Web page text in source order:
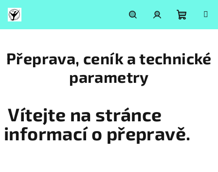
obsah
HledatPřihlášeníNákupní
košík
Přeprava, ceník a technické
parametry
Vítejte na stránce
informací o přepravě.